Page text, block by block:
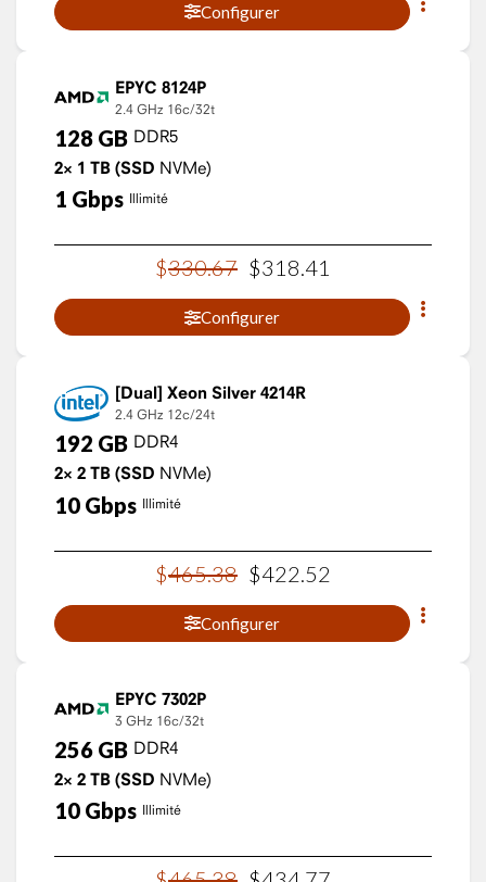
Configurer
EPYC 8124P
2.4 GHz 16c/32t
128 GB DDR5
2× 1 TB (SSD NVMe)
1 Gbps Illimité
$330.67 $318.41
Configurer
Xeon Silver 4214R
2.4 GHz 12c/24t
192 GB DDR4
2× 2 TB (SSD NVMe)
10 Gbps Illimité
$465.38 $422 52
Configurer
EPYC 7302P
3 GHz 16c/32t
256 GB DDR4
2× 2 TB (SSD NVMe)
10 Gbps Illimité